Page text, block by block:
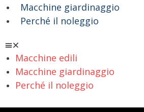
Macchine giardinaggio
Perché il noleggio
Macchine edili
Macchine giardinaggio
Perché il noleggio